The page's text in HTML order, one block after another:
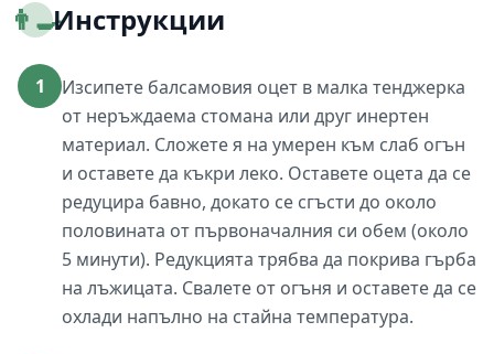
👨‍🍳Инструкции
1
Изсипете балсамовия оцет в малка тенджерка
от неръждаема стомана или друг инертен
материал. Сложете я на умерен към слаб огън
и оставете да къкри леко. Оставете оцета да се
редуцира бавно, докато се сгъсти до около
половината от първоначалния си обем (около
5 минути). Редукцията трябва да покрива гърба
на лъжицата. Свалете от огъня и оставете да се
охлади напълно на стайна температура.